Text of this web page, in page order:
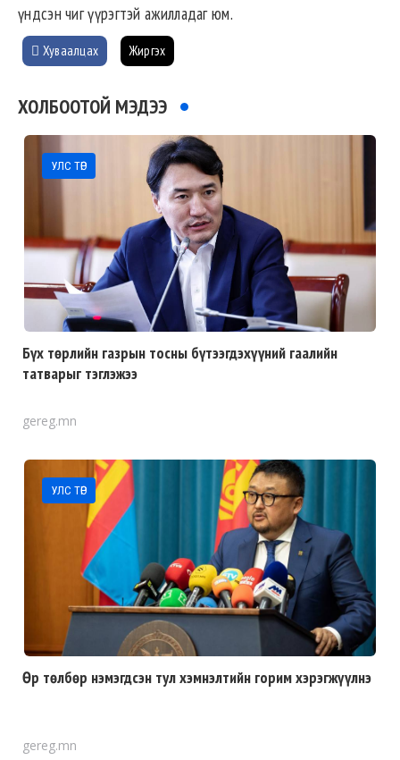
үндсэн чиг үүрэгтэй ажилладаг юм.
Хуваалцах Жиргэх
ХОЛБООТОЙ МЭДЭЭ
УЛС ТӨР
Бүх төрлийн газрын тосны бүтээгдэхүүний гаалийн
татварыг тэглэжээ
gereg.mn
УЛС ТӨР
Өр төлбөр нэмэгдсэн тул хэмнэлтийн горим хэрэгжүүлнэ
gereg.mn